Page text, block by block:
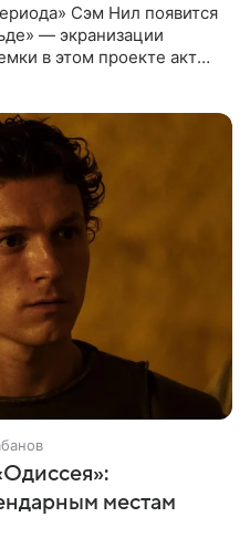
Сэм Нил появится
— экранизации
в этом проекте актер
местам